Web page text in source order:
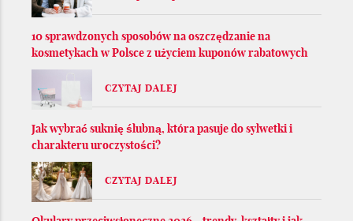
10 sprawdzonych sposobów na oszczędzanie na
kosmetykach w Polsce z użyciem kuponów rabatowych
CZYTAJ DALEJ
Jak wybrać suknię ślubną, która pasuje do sylwetki i
charakteru uroczystości?
CZYTAJ DALEJ